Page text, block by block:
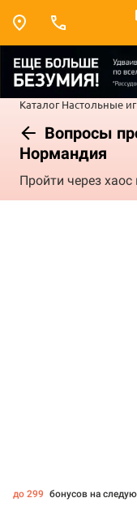
Каталог Настольные
Вопросы
Нормандия
Пройти через
до 299 бонусов на